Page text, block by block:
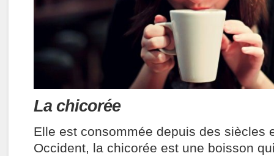
La chicorée
Elle est consommée depuis des siècles
Occident, la chicorée est une boisson